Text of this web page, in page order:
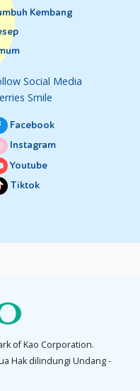
Kembang
Social Media
Smile
Facebook
Instagram
Youtube
Tiktok
of Kao Corporation.
Hak dilindungi Undang -